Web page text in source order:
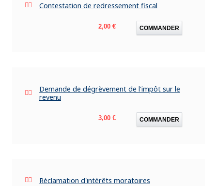
Contestation de redressement fiscal
Prix
2,00 € COMMANDER
Demande de dégrèvement de l'impôt sur le
revenu
Prix
3,00 € COMMANDER
Réclamation d'intérêts moratoires